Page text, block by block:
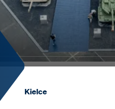
Kielce